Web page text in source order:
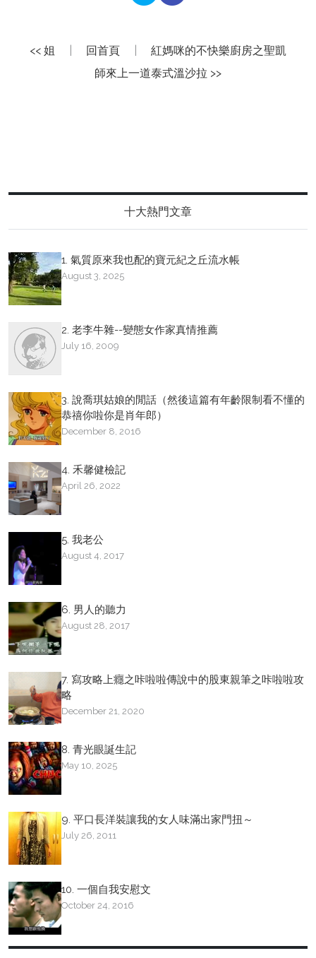
<< 姐 回首頁
紅媽咪的不快樂廚房之聖凱
師來上一道泰式溫沙拉 >>
十大熱門文章
1. 氣質原來我也配的寶元紀之丘流水帳
August 3, 2025
2. 老李牛雜--變態女作家真情推薦
July 16, 2009
3. 說喬琪姑娘的閒話（然後這篇有年齡限制看不懂的
恭禧你啦你是肖年郎）
December 8, 2016
4. 禾馨健檢記
April 26, 2022
5. 我老公
August 4, 2017
6. 男人的聽力
August 28, 2017
7. 寫攻略上癮之咔啦啦傳說中的股東親筆之咔啦啦攻
略
December 21, 2020
8. 青光眼誕生記
May 10, 2025
9. 平口長洋裝讓我的女人味滿出家門扭～
July 26, 2011
10. 一個自我安慰文
October 24, 2016